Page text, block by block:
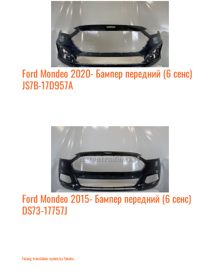
Ford Mondeo 2020- Бампер передний (6 сенс)
JS7B-17D957A
Ford Mondeo 2015- Бампер передний (6 сенс)
DS73-17757J
FaLang translation system by Faboba